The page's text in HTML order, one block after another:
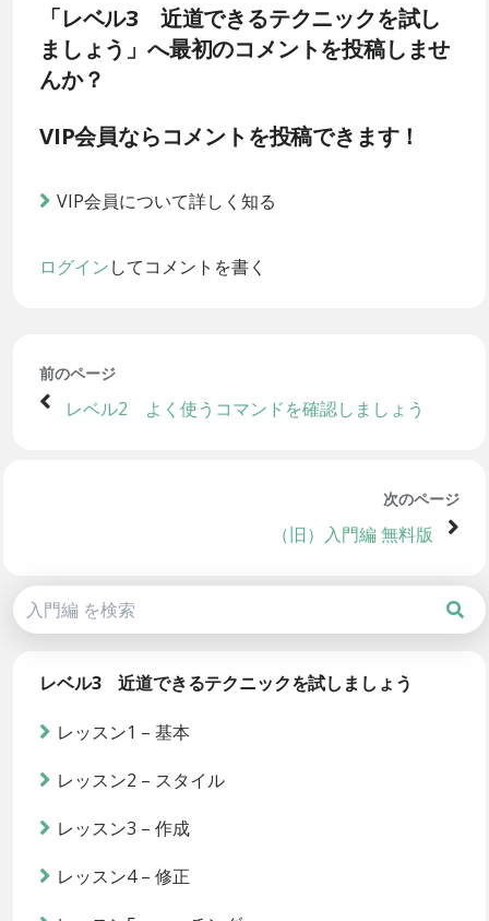
「レベル3 近道できるテクニックを試し
ましょう」へ最初のコメントを投稿しませ
んか？
VIP会員ならコメントを投稿できます！
VIP会員について詳しく知る
ログインしてコメントを書く
前のページ
レベル2 よく使うコマンドを確認しましょう
次のページ
（旧）入門編 無料版
レベル3 近道できるテクニックを試しましょう
レッスン1 – 基本
レッスン2 – スタイル
レッスン3 – 作成
レッスン4 – 修正